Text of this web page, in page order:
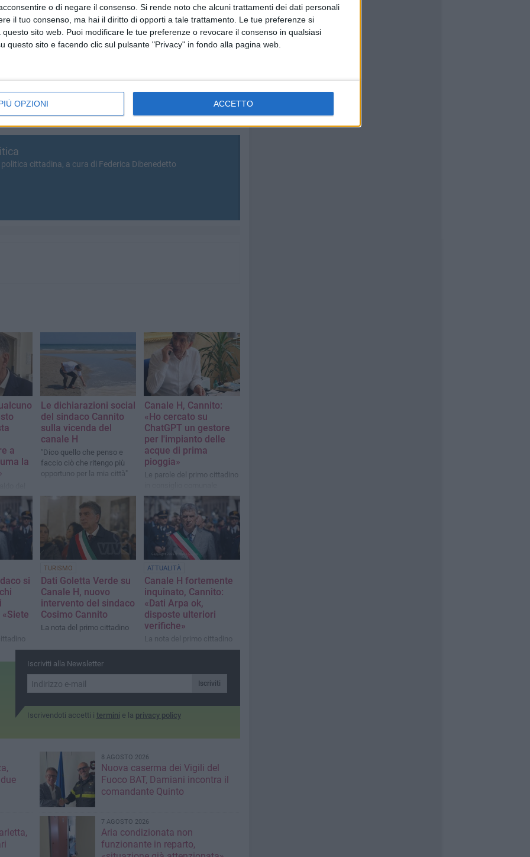
o di negare il consenso. Si rende noto che alcuni trattamenti dei dati personali
il tuo consenso, ma hai il diritto di opporti a tale trattamento. Le tue preferenze si
sito web. Puoi modificare le tue preferenze o revocare il consenso in qualsiasi
questo sito e facendo clic sul pulsante "Privacy" in fondo alla pagina web.
OPZIONI ACCETTO
dell'assessore Gennaro Cefola che ha rassegnato le
Rosa Tupputi. Cannito, a questo punto, non ha
le dimissioni come aveva fatto in passato. Questa volta
tre anni fa è definitivamente naufragato. Senza
cittadina, a cura di Federica Dibenedetto
a
la
Le dichiarazioni social
del sindaco Cannito
sulla vicenda del
canale H
"Dico quello che penso e
faccio ciò che ritengo più
opportuno per la mia città"
Canale H, Cannito:
«Ho cercato su
ChatGPT un gestore
per l'impianto delle
acque di prima
pioggia»
Le parole del primo cittadino
si
TURISMO
Dati Goletta Verde su
Canale H, nuovo
intervento del sindaco
Cosimo Cannito
La nota del primo cittadino
ATTUALITÀ
Canale H fortemente
inquinato, Cannito:
«Dati Arpa ok,
disposte ulteriori
verifiche»
La nota del primo cittadino
Iscriviti alla Newsletter
Iscriviti
Iscrivendoti accetti i termini e la privacy policy
8 AGOSTO 2026
Nuova caserma dei Vigili del
Fuoco BAT, Damiani incontra il
comandante Quinto
7 AGOSTO 2026
Aria condizionata non
funzionante in reparto,